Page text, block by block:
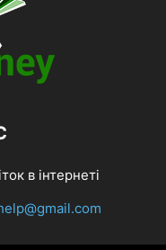
в інтернеті